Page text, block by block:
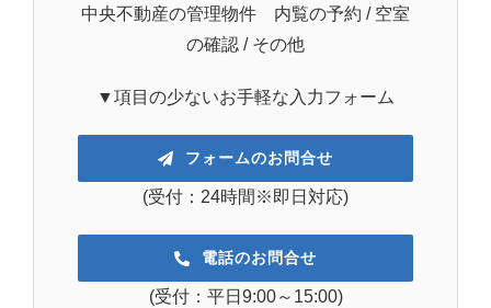
中央不動産の管理物件 内覧の予約 / 空室
の確認 / その他
▼項目の少ないお手軽な入力フォーム
フォームのお問合せ
(受付：24時間※即日対応)
電話のお問合せ
(受付：平日9:00～15:00)